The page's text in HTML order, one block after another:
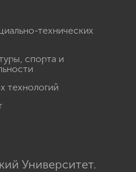
технических
спорта и
технологий
Университет.